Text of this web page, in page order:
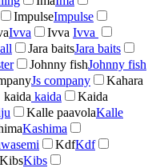
ImpulseImpulse
Ivva Ivva Ivva
Jara baitsJara baits
Johnny fishJohnny fish
Js company
Kahara
kaida kaida
Kaida
Kalle paavolaKalle
Kashima
KdfKdf
KibsKibs